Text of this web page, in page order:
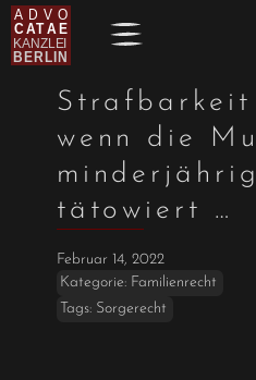
Strafbarkeit
wenn die
tätowiert …
Februar 14, 2022
Kategorie: Familienrecht
Tags: Sorgerecht